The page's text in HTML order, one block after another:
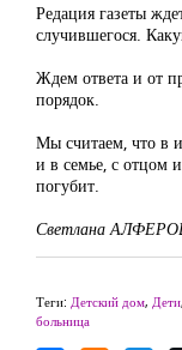
Редация газеты
случившегося.
Ждем ответа и от
порядок.
Мы считаем, что в
и в семье, с отцом
погубит.
Светлана
Теги: Детский дом, Дети,
больница